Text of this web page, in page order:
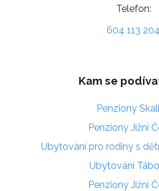
Telefon:
604 113 204
Kam se
Penziony
Penziony Jižní
Ubytování pro rodiny s
Ubytování
Penziony Jižní